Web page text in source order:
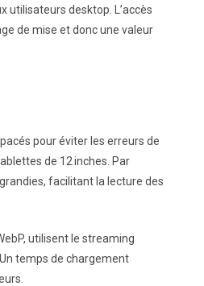
utilisateurs desktop. L’accès
de mise et donc une valeur
pour éviter les erreurs de
de 12 inches. Par
facilitant la lecture des
utilisent le streaming
temps de chargement